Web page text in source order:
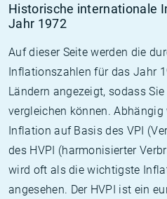
Historische internationale
Jahr 1972
Auf dieser Seite werden die
Inflationszahlen für das Jahr
Ländern angezeigt, sodass
vergleichen können.
Inflation auf Basis des VPI
des HVPI (harmonisierter
wird oft als die wichtigste
angesehen. Der HVPI ist ein